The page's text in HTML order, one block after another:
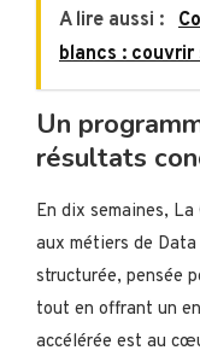
A lire aussi :
blancs :
Un
résultats
En dix semaines,
aux métiers de
structurée, pensée
tout en offrant un
accélérée est au